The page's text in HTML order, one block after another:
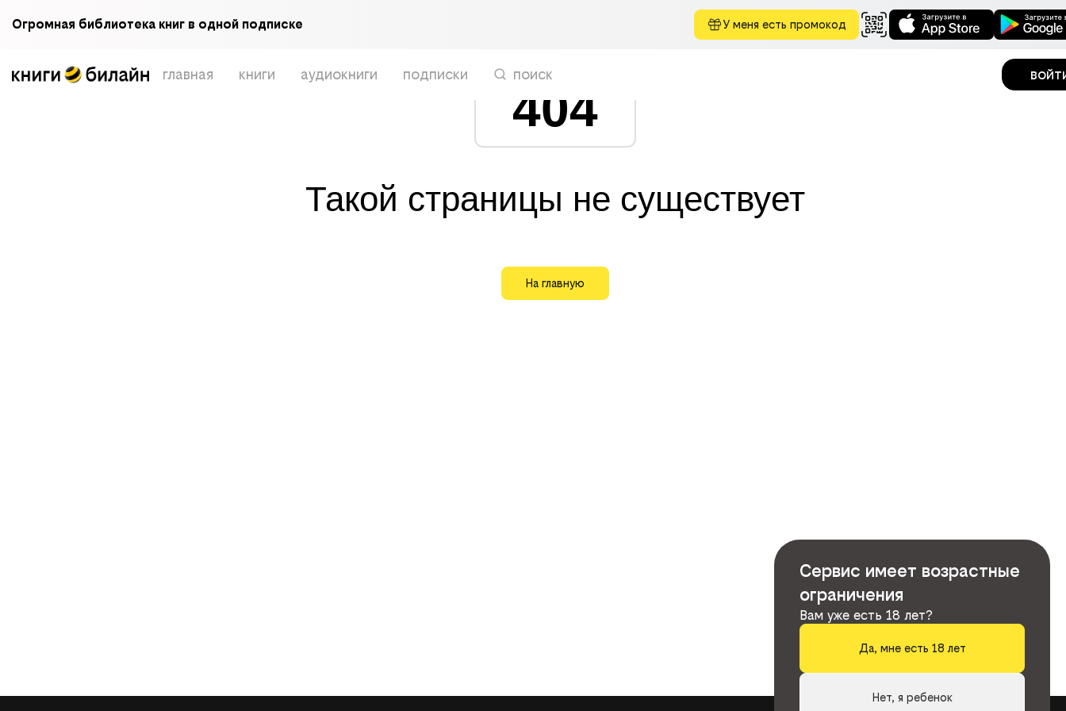
Огромная библиотека книг в одной подписке У меня есть промокод
главная книги аудиокниги подписки поиск
404
Такой страницы не существует
На главную
Сервис имеет возрастные
ограничения
Вам уже есть 18 лет?
Да, мне есть 18 лет
Нет, я ребенок